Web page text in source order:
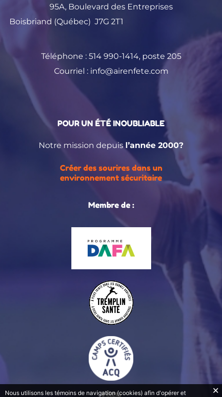
95A, Boulevard des Entreprises
Boisbriand (Québec) J7G 2T1
Téléphone : 514 990-1414, poste 205
Courriel : info@airenfete.com
POUR UN ÉTÉ INOUBLIABLE
Notre mission depuis l’année 2000?
Créer des sourires dans un
environnement sécuritaire
Membre de :
Nous utilisons les témoins de navigation (cookies) afin d'opérer et